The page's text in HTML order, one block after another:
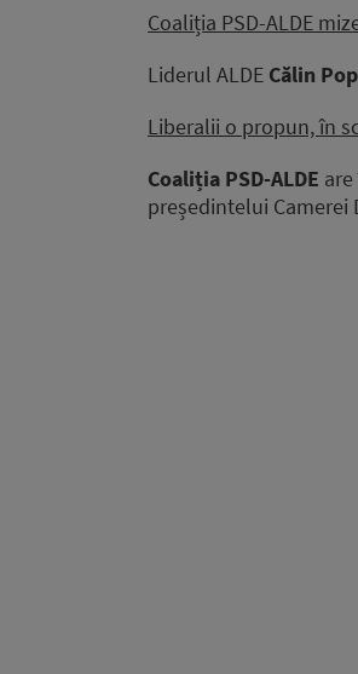
Coaliția PSD-ALDE
Liderul ALDE Călin
Liberalii o propun, în
Coaliția PSD-ALDE
președintelui Camerei